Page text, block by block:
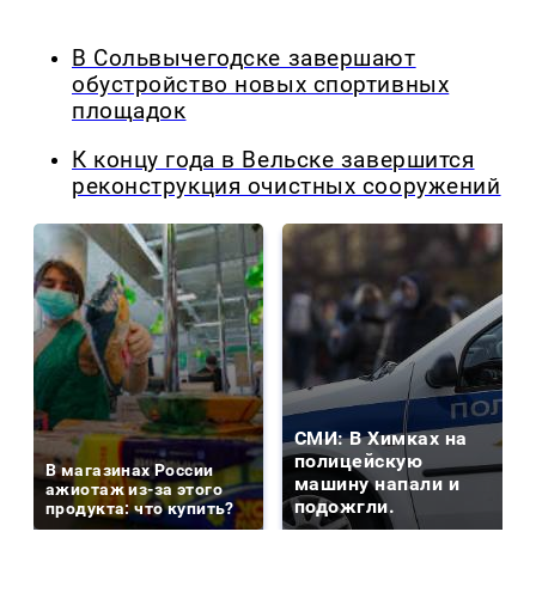
В Сольвычегодске завершают
обустройство новых спортивных
площадок
К концу года в Вельске завершится
реконструкция очистных сооружений
В магазинах России
ажиотаж из-за этого
продукта: что купить?
СМИ: В Химках на
полицейскую
машину напали и
подожгли.